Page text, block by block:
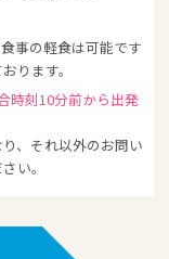
事の軽食は可能です
ります。
時刻10分前から出発
、それ以外のお問い
い。